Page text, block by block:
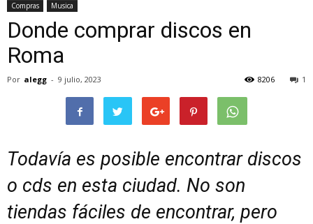
Compras Musica
Donde comprar discos en
Roma
Por alegg - 9 julio, 2023 1
8206
Todavía es posible encontrar discos
o cds en esta ciudad. No son
tiendas fáciles de encontrar, pero